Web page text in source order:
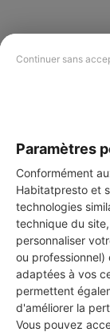
Continuer sans
Paramètres
Conformément
Habitatpresto et
technologies
technique du
personnaliser
ou
adaptées à vos
permettent
d'améliorer la
Vous pouvez
Vous souhaitez
choisir ?